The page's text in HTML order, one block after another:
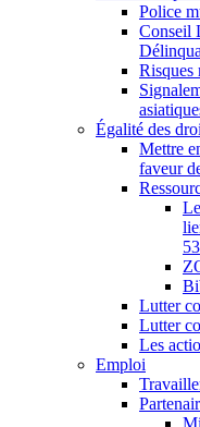
Police
Conseil
Risques
Égalité des
Mettre
faveur
53
Lutter
Lutter
Les
Emploi